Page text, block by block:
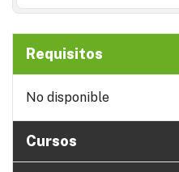
Requisitos
No disponible
Cursos